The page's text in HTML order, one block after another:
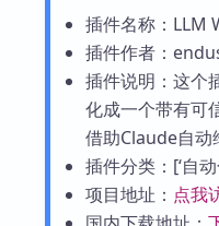
插件名称：LLM
插件作者：
插件说明：这个
化成一个带有可
借助Claude自动
插件分类：[‘自动
项目地址： 点我